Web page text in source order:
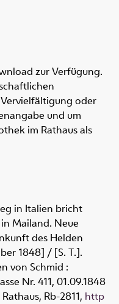
zur Verfügung.
oder
und um
im Rathaus als
in Italien bricht
Mailand. Neue
des Helden
1848] / [S. T.].
von Schmid :
Nr. 411, 01.09.1848
Rb-2811, http